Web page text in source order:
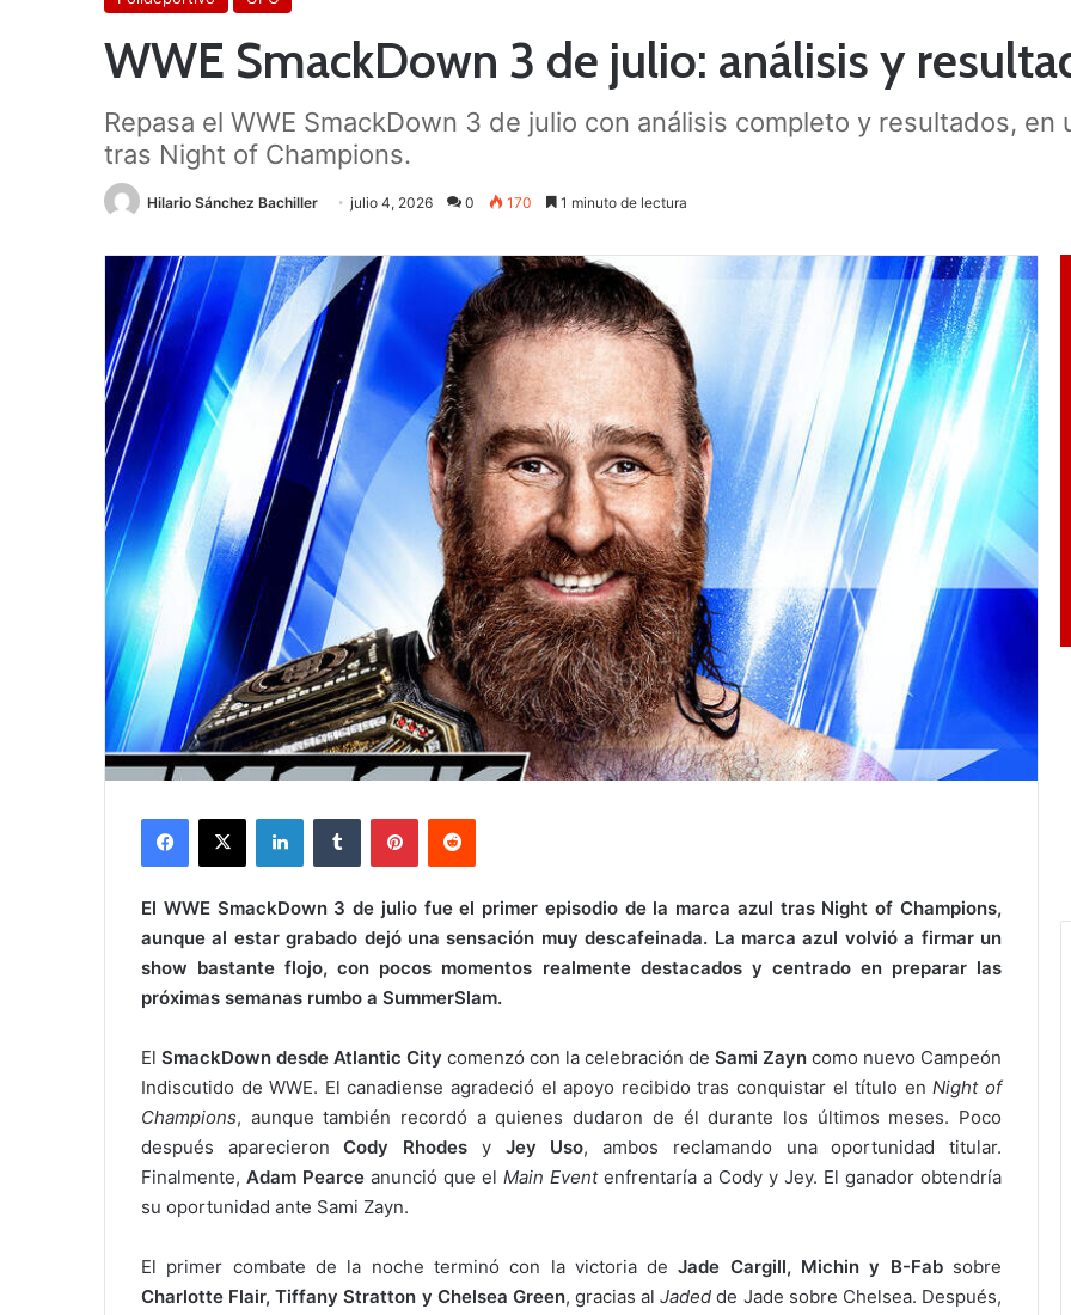
WWE SmackDown 3 de julio: análisis y
Repasa el WWE SmackDown 3 de julio con análisis completo y resultados,
tras Night of Champions.
Hilario Sánchez Bachiller julio 4, 2026 0 170 1 minuto de lectura
El WWE SmackDown 3 de julio fue el primer episodio de la marca azul tras Night of Champions,
aunque al estar grabado dejó una sensación muy descafeinada. La marca azul volvió a firmar un
show bastante flojo, con pocos momentos realmente destacados y centrado en preparar las
próximas semanas rumbo a SummerSlam.
El SmackDown desde Atlantic City comenzó con la celebración de Sami Zayn como nuevo Campeón
Indiscutido de WWE. El canadiense agradeció el apoyo recibido tras conquistar el título en Night of
Champions, aunque también recordó a quienes dudaron de él durante los últimos meses. Poco
después aparecieronCody Rhodes y Jey Uso, ambos reclamando una oportunidad titular.
Finalmente, Adam Pearce anunció que el Main Eventenfrentaría a Cody y Jey. El ganador obtendría
su oportunidad ante Sami Zayn.
El primer combate de la noche terminó con la victoria deJade Cargill, Michin y B-Fabsobre
Charlotte Flair, Tiffany Stratton y Chelsea Green, gracias alJaded de Jade sobre Chelsea. Después,